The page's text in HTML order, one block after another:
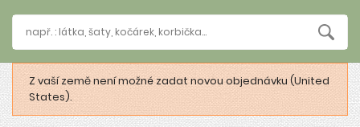
Z vaší země není možné zadat novou objednávku (United
States).